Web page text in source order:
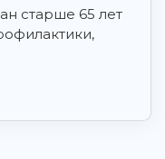
старше 65 лет